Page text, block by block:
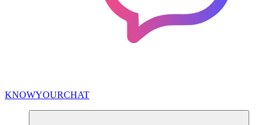
KNOWYOURCHAT